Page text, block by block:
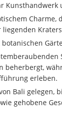
beherbergt,
erleben.
Bali gelegen,
gehobene